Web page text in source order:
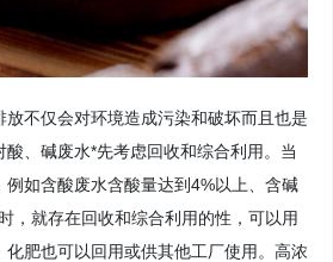
不仅会对环境造成污染和破坏而且也是
、碱废水*先考虑回收和综合利用。当
如含酸废水含酸量达到4%以上、含碱
，就存在回收和综合利用的性，可以用
化肥也可以回用或供其他工厂使用。高浓